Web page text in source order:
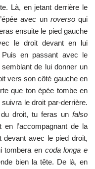
Là, en jetant derrière le
avec un roversoqui
ensuite le pied gauche
le droit devant en lui
en passant avec le
de lui donner un
vers son côté gauche en
que ton épée tombe en
le droit par-derrière.
droit, tu feras un falso
en l’accompagnant de la
devant avec le pied droit,
tombera en coda longa e
bien la tête. De là, en